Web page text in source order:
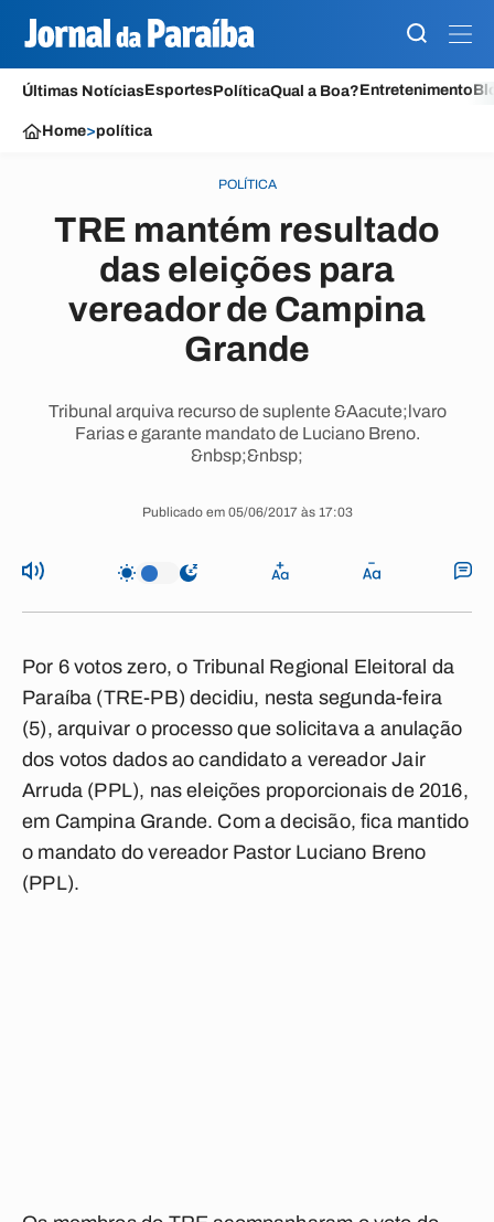
Últimas NotíciasEsportesPolíticaQual a Boa?Entretenimento
Home>política
POLÍTICA
TRE mantém resultado
das eleições para
vereador de Campina
Grande
Tribunal arquiva recurso de suplente &Aacute;lvaro
Farias e garante mandato de Luciano Breno.
&nbsp;&nbsp;
Publicado em 05/06/2017 às 17:03
Por 6 votos zero, o Tribunal Regional Eleitoral da
Paraíba (TRE-PB) decidiu, nesta segunda-feira
(5), arquivar o processo que solicitava a anulação
dos votos dados ao candidato a vereador Jair
Arruda (PPL), nas eleições proporcionais de 2016,
em Campina Grande. Com a decisão, fica mantido
o mandato do vereador Pastor Luciano Breno
(PPL).